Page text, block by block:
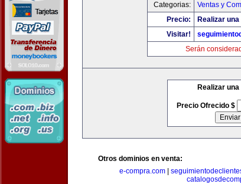
Categorias:
Ventas y
Precio:
Realizar
Visitar!
Serán
Realizar
Precio Ofrecido $
Otros dominios en venta:
e-compra.com